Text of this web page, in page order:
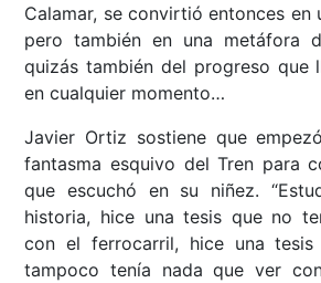
Calamar, se convirtió entonces en
pero también en una metáfora
quizás también del progreso que
en cualquier momento…
Javier Ortiz sostiene que
fantasma esquivo del Tren para
que escuchó en su niñez.
historia, hice una tesis que no
con el ferrocarril, hice una
tampoco tenía nada que ver